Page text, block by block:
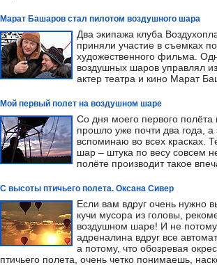
Марат Башаров стал пилотом воздушного шара
Два экипажа клуба
приняли участие в съемках
художественного фильма.
воздушных шаров управлял
актер театра и кино Марат
Мой первый полет на воздушном шаре
Со дня моего первого
прошло уже почти два года, а
вспоминаю во всех красках.
шар – штука по весу совсем
полёте производит такое
С высоты птичьего полета. Оксана Сивер
Если вам вдруг очень нужно
кучи мусора из головы,
воздушном шаре! И не
адреналина вдруг все
а потому, что обозревая
птичьего полета, очень четко понимаешь,